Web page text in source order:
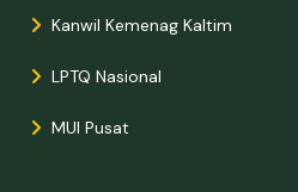
Kanwil Kemenag Kaltim
LPTQ Nasional
MUI Pusat